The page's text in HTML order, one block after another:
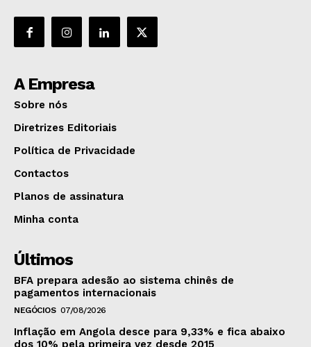
A Empresa
Sobre nós
Diretrizes Editoriais
Política de Privacidade
Contactos
Planos de assinatura
Minha conta
Últimos
BFA prepara adesão ao sistema chinês de
pagamentos internacionais
NEGÓCIOS 07/08/2026
Inflação em Angola desce para 9,33% e fica abaixo
dos 10% pela primeira vez desde 2015